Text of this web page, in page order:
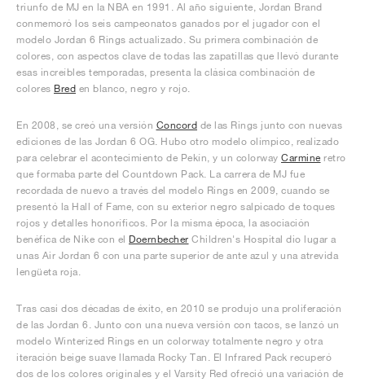
triunfo de MJ en la NBA en 1991. Al año siguiente, Jordan Brand
conmemoró los seis campeonatos ganados por el jugador con el
modelo Jordan 6 Rings actualizado. Su primera combinación de
colores, con aspectos clave de todas las zapatillas que llevó durante
esas increíbles temporadas, presenta la clásica combinación de
colores Bred en blanco, negro y rojo.
En 2008, se creó una versión Concord de las Rings junto con nuevas
ediciones de las Jordan 6 OG. Hubo otro modelo olímpico, realizado
para celebrar el acontecimiento de Pekín, y un colorway Carmine retro
que formaba parte del Countdown Pack. La carrera de MJ fue
recordada de nuevo a través del modelo Rings en 2009, cuando se
presentó la Hall of Fame, con su exterior negro salpicado de toques
rojos y detalles honoríficos. Por la misma época, la asociación
benéfica de Nike con el Doernbecher Children's Hospital dio lugar a
unas Air Jordan 6 con una parte superior de ante azul y una atrevida
lengüeta roja.
Tras casi dos décadas de éxito, en 2010 se produjo una proliferación
de las Jordan 6. Junto con una nueva versión con tacos, se lanzó un
modelo Winterized Rings en un colorway totalmente negro y otra
iteración beige suave llamada Rocky Tan. El Infrared Pack recuperó
dos de los colores originales y el Varsity Red ofreció una variación de